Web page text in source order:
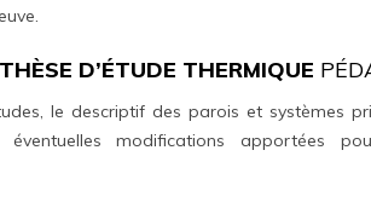
D’ÉTUDE THERMIQUE
le descriptif des parois et systèmes
modifications apportées